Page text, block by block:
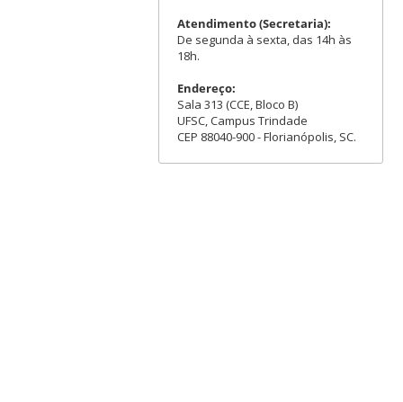
Atendimento (Secretaria):
De segunda à sexta, das 14h às
18h.
Endereço:
Sala 313 (CCE, Bloco B)
UFSC, Campus Trindade
CEP 88040-900 - Florianópolis, SC.